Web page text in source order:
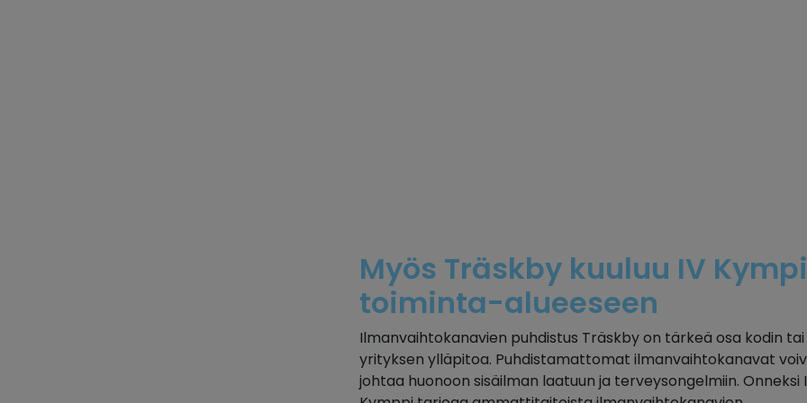
Myös Träskby kuuluu IV
toiminta-alueeseen
Ilmanvaihtokanavien puhdistus Träskby on tärkeä osa kodin tai
yrityksen ylläpitoa. Puhdistamattomat ilmanvaihtokanavat
johtaa huonoon sisäilman laatuun ja terveysongelmiin. Onneksi